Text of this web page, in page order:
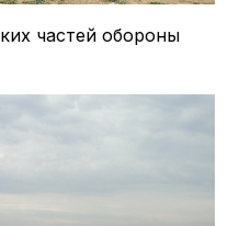
частей обороны